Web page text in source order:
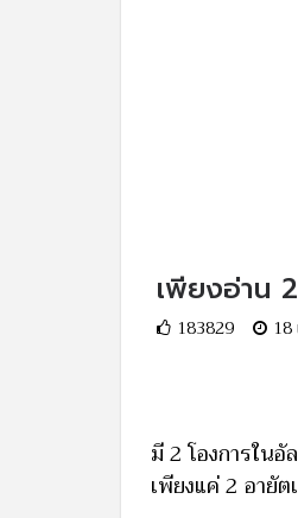
เพียงอ่าน
183829 18
มี 2 โองการใน
เพียงแค่ 2 อายั